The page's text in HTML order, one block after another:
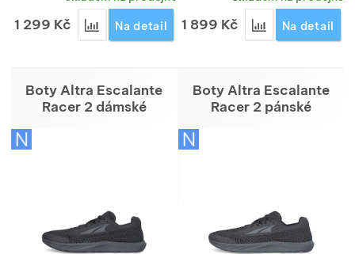
1 299 Kč Přidat 'Triko Patagonia Cap Cool Ultra Shirt
Na detail 1 899 Kč Přidat 'Sun
Na detail
Boty Altra Escalante
Racer 2 dámské
Boty Altra Escalante
Racer 2 pánské